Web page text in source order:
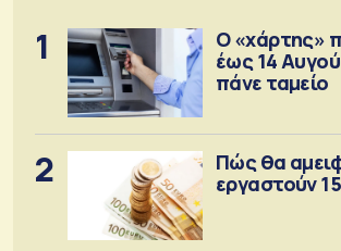
1
Ο «χάρτης»
έως 14
πάνε ταμείο
2
Πώς θα
εργαστούν